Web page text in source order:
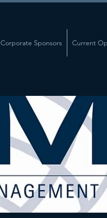
Corporate Sponsors Current